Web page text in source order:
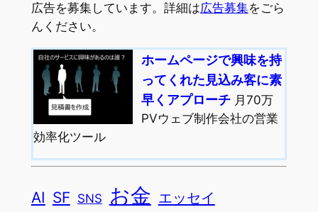
広告を募集しています。詳細は広告募集をごら
んください。
ホームページで興味を持
ってくれた見込み客に素
早くアプローチ月70万
PVウェブ制作会社の営業
効率化ツール
AI SF SNS お金 エッセイ